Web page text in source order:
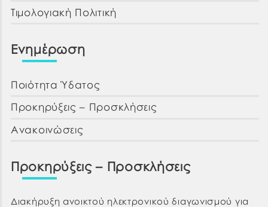
Τιμολογιακή Πολιτική
Ενημέρωση
Ποιότητα Ύδατος
Προκηρύξεις – Προσκλήσεις
Ανακοινώσεις
Προκηρύξεις – Προσκλήσεις
Διακήρυξη ανοικτού ηλεκτρονικού διαγωνισμού για